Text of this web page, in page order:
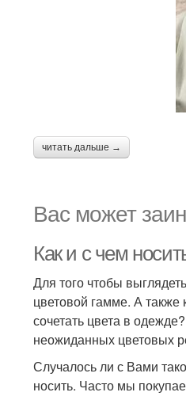
читать дальше →
Вас может
Как и с чем
Для того чтобы
цветовой гамме. А также
сочетать цвета в
неожиданных цветовых
Случалось ли с Вами
носить. Часто мы